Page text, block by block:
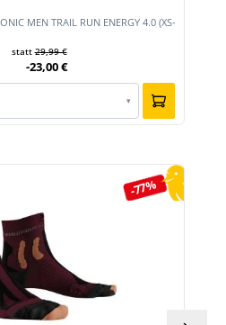
MEN TRAIL RUN ENERGY 4.0 (XS-
statt29,99 €
-23,00 €
▾
-77%